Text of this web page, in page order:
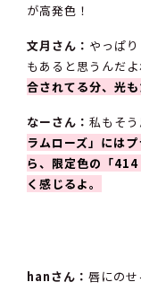
が高発色！
文月さん： やっぱ
もあると思うんだよ
合されてる分、光も
なーさん：私もそう
ラムローズ」には
ら、限定色の「
く感じるよ。
hanさん：唇にの